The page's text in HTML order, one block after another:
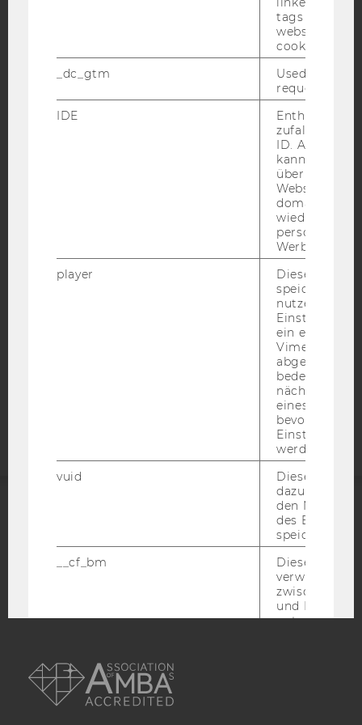
Blog
Bluesky
BARRIEREFREIHEITSERKLÄRUNG WEBSEITE
DATENSCHUTZERKLÄRUNG
DATENSCHUTZERKLÄRUNG SOCIAL MEDIA
STUDIENBEWERBER*INNEN UND STUDIERENDE
Barrierefreiheitserklärung
EQUIS
tags on the
website read
cookie.
_dc_gtm
Used to
request rate.
IDE
Enthält eine
ID. Anhand
kann Google
über
Websites
Werbung
player
Dieses Cookie
speichert
ein
Vimeo-Video
abgespielt
bedeutet,
nächsten
eines Vimeo-
bevorzugten
werden.
vuid
Dieser
dazu
den
des
speichern.
__cf_bm
Dieses
verwendet,
zwischen
und Bots zu
_uetvid